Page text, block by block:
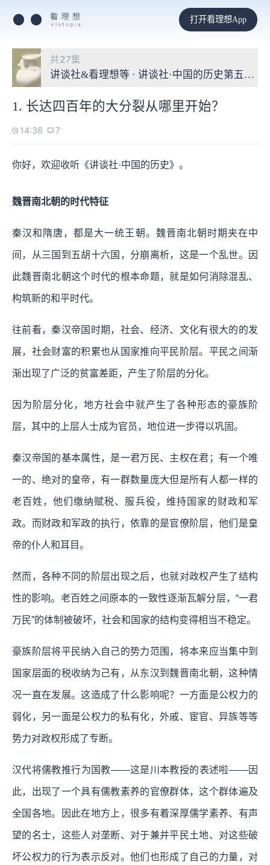
打开看理想App
共27集
讲谈社&看理想等 · 讲谈社·中国的历史第五季：
1. 长达四百年的大分裂从哪里开始？
14:36 7
你好，欢迎收听《讲谈社·中国的历史》。
魏晋南北朝的时代特征
秦汉和隋唐，都是大一统王朝。魏晋南北朝时期夹在中
间，从三国到五胡十六国，分崩离析，这是一个乱世。因
此魏晋南北朝这个时代的根本命题，就是如何消除混乱、
构筑新的和平时代。
往前看，秦汉帝国时期，社会、经济、文化有很大的的发
展，社会财富的积累也从国家推向平民阶层。平民之间渐
渐出现了广泛的贫富差距，产生了阶层的分化。
因为阶层分化，地方社会中就产生了各种形态的豪族阶
层，其中的上层人士成为官员，地位进一步得以巩固。
秦汉帝国的基本属性，是一君万民、主权在君；有一个唯
一的、绝对的皇帝，有一群数量庞大但是所有人都一样的
老百姓，他们缴纳赋税、服兵役，维持国家的财政和军
政。而财政和军政的执行，依靠的是官僚阶层，他们是皇
帝的仆人和耳目。
然而，各种不同的阶层出现之后，也就对政权产生了结构
性的影响。老百姓之间原本的一致性逐渐瓦解分层，“一君
万民”的体制被破坏，社会和国家的结构变得相当不稳定。
豪族阶层将平民纳入自己的势力范围，将本来应当集中到
国家层面的税收纳为己有，从东汉到魏晋南北朝，这种情
况一直在发展。这造成了什么影响呢？一方面是公权力的
弱化，另一面是公权力的私有化，外戚、宦官、异族等等
势力对政权形成了专断。
汉代将儒教推行为国教——这是川本教授的表述啦——因
此，出现了一个具有儒教素养的官僚群体，这个群体遍及
全国各地。因此在地方上，很多有着深厚儒学素养、有声
望的名士，这些人对垄断、对于兼并平民土地、对这些破
坏公权力的行为表示反对。他们也形成了自己的力量，对